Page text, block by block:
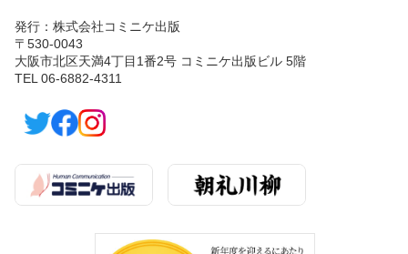
発行：株式会社コミニケ出版
〒530-0043
大阪市北区天満4丁目1番2号 コミニケ出版ビル 5階
TEL 06-6882-4311